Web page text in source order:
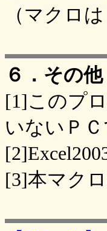
（マクロ
６．その他
[1]このプ
いないＰＣ
[3]本マク